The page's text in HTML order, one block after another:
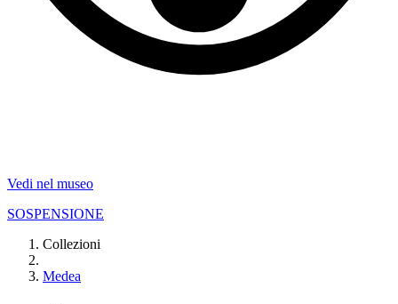
Vedi nel museo
SOSPENSIONE
Collezioni
Medea